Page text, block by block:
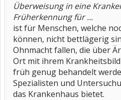
Überweisung in eine
Früherkennung für ...
ist für Menschen, welche
können, nicht bettlägerig
Ohnmacht fallen, die über
Ort mit ihrem
früh genug behandelt
Spezialisten und
das Krankenhaus bietet.